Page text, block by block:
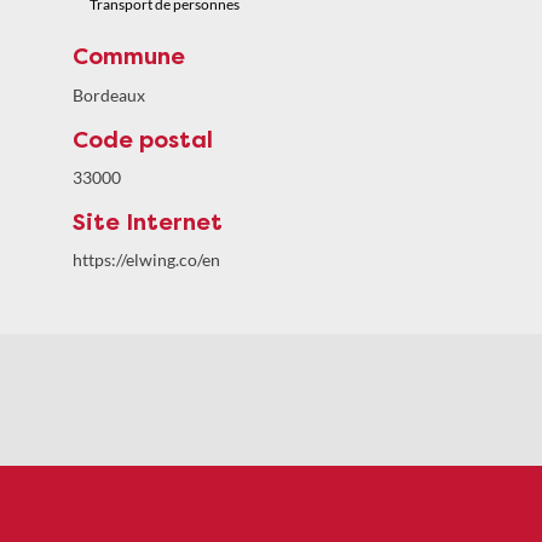
Transport de personnes
Commune
Bordeaux
Code postal
33000
Site Internet
https://elwing.co/en